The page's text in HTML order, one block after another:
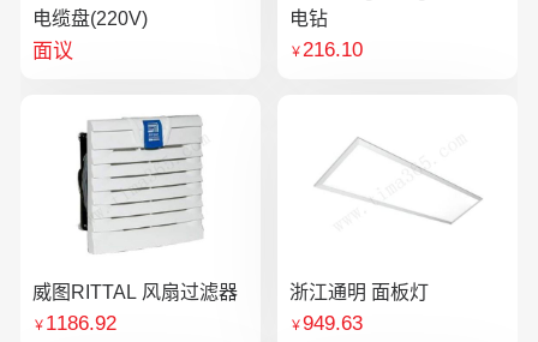
电缆盘(220V)
面议
电钻
￥216.10
威图RITTAL 风扇过滤器
￥ 1186.92
浙江通明 面板灯
￥949.63